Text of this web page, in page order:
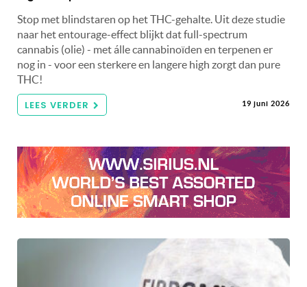
Stop met blindstaren op het THC-gehalte. Uit deze studie
naar het entourage-effect blijkt dat full-spectrum
cannabis (olie) - met álle cannabinoïden en terpenen er
nog in - voor een sterkere en langere high zorgt dan pure
THC!
LEES VERDER 19 juni 2026